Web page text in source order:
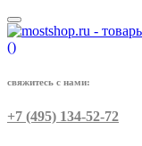
()
свяжитесь с нами:
+7 (495) 134-52-72